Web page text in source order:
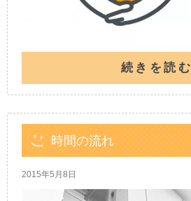
続きを読む
時間の流れ
2015年5月8日